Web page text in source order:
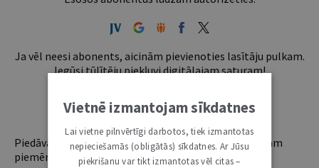
Ja vēl neesi abonents, aicinām pievienoties lasītāju pulkam.
Iegūsi tūlītēju piekļuvi digitālajam saturam!
ABONĒT
Piedāvājam trīs abonementu veidus. Vienam lietotājam
piemērotākais ir "Mazais" (3, 6 un 12 mēnešiem).
Vietnē izmantojam sīkdatnes
Lai vietne pilnvērtīgi darbotos, tiek izmantotas
nepieciešamās (obligātās) sīkdatnes. Ar Jūsu
piekrišanu var tikt izmantotas vēl citas –